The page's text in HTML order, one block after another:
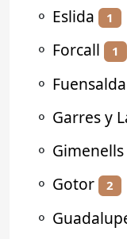
⚬ Eslida 1
⚬ Forcall 1
⚬
⚬ Garres y
⚬ Gimenells
⚬ Gotor 2
⚬